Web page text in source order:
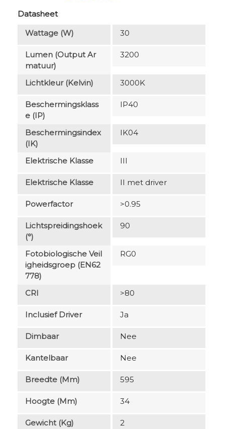
Datasheet
Wattage (W)
30
Lumen (output Ar
Matuur)
3200
Lichtkleur (Kelvin) 3000K
Beschermingsklass
E (IP)
IP40
Beschermingsindex
(IK)
IK04
Elektrische Klasse III
Elektrische Klasse II met driver
Powerfactor >0.95
Lichtspreidingshoek
(°)
90
Fotobiologische Veil
Igheidsgroep (EN62
778)
RG0
CRI >80
Inclusief Driver Ja
Dimbaar Nee
Kantelbaar Nee
Breedte (mm) 595
Hoogte (mm) 34
Gewicht (kg) 2